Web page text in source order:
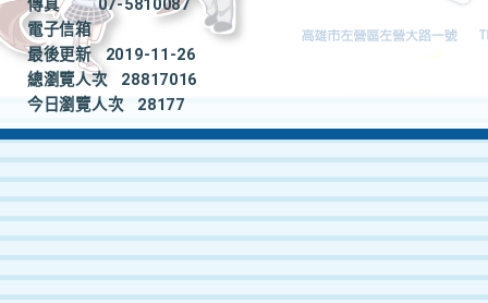
傳真
07-5810087
電子信箱
最後更新
2019-11-26
總瀏覽人次
28817016
今日瀏覽人次
28177